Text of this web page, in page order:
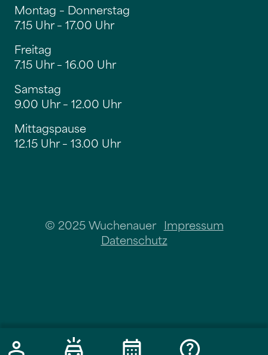
Montag – Donnerstag
7.15 Uhr – 17.00 Uhr
Freitag
7.15 Uhr – 16.00 Uhr
Samstag
9.00 Uhr – 12.00 Uhr
Mittagspause
12.15 Uhr – 13.00 Uhr
© 2025 Wuchenauer Impressum
Datenschutz